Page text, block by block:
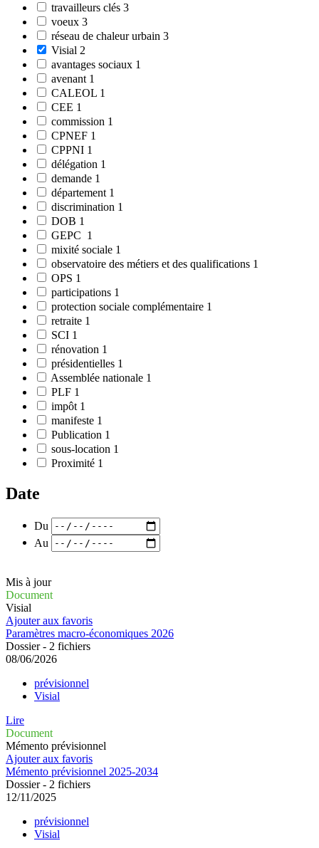
travailleurs clés 3
voeux 3
réseau de chaleur urbain 3
Visial 2
avantages sociaux 1
avenant 1
CALEOL 1
CEE 1
commission 1
CPNEF 1
CPPNI 1
délégation 1
demande 1
département 1
discrimination 1
DOB 1
GEPC 1
mixité sociale 1
observatoire des métiers et des qualifications 1
OPS 1
participations 1
protection sociale complémentaire 1
retraite 1
SCI 1
rénovation 1
présidentielles 1
Assemblée nationale 1
PLF 1
impôt 1
manifeste 1
Publication 1
sous-location 1
Proximité 1
Date
Du
Au
Mis à jour
Document
Visial
Ajouter aux favoris
Paramètres macro-économiques 2026
Dossier - 2 fichiers
08/06/2026
prévisionnel
Visial
Lire
Document
Mémento prévisionnel
Ajouter aux favoris
Mémento prévisionnel 2025-2034
Dossier - 2 fichiers
12/11/2025
prévisionnel
Visial